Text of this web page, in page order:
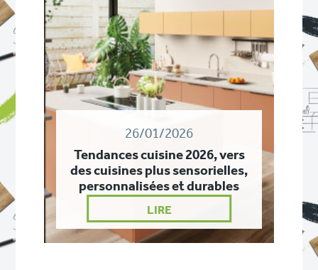
26/01/2026
Tendances cuisine 2026, vers
des cuisines plus sensorielles,
personnalisées et durables
LIRE